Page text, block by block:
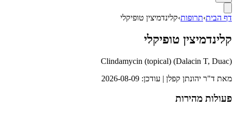
דף הבית›תרופות›קלינדמיצין טופיקלי
קלינדמיצין טופיקלי
Clindamycin (topical) (Dalacin T, Duac)
מאת ד"ר יהונתן קפלן | עודכן: 2026-08-09
פעולות מהירות